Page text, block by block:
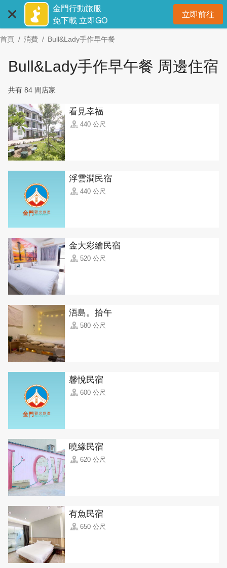
主
要
金門行動旅服
免下載 立即GO
立即前往開
首頁 消費 Bull&Lady手作早午餐
Bull&Lady手作早午餐 周邊住宿
共有 84 間店家
看見幸福
440 公尺
浮雲澗民宿
440 公尺
金大彩繪民宿
520 公尺
浯島。拾午
580 公尺
馨悅民宿
600 公尺
曉緣民宿
620 公尺
有魚民宿
650 公尺